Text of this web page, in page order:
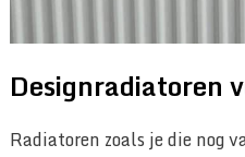
Designradiatoren
Radiatoren zoals je die nog